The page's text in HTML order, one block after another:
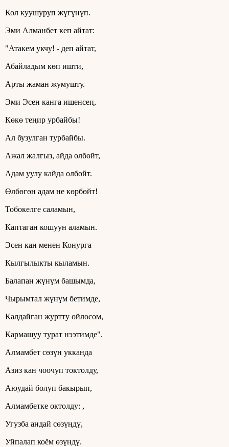
Кол куушуруп жүгүнүп.
Эми Алманбет кеп айтат:
"Атакем укчу! - деп айтат,
Абайладым көп ишти,
Арты жаман жумушту.
Эми Эсен канга ишенсең,
Көкө теңир урбайбы!
Ал бузулган турбайбы.
Ажал жалгыз, айда өлбөйт,
Адам уулу кайда өлбөйт.
Өлбөгөн адам не көрбөйт!
Тобокелге саламын,
Каптаган кошуун аламын.
Эсен кан менен Конурга
Кылгылыкты кыламын.
Балапан жүнүм башымда,
Чырымтал жүнүм бетимде,
Калдайган журтту ойлосом,
Кармашуу турат нээтимде".
Алмамбет сөзүн укканда
Азиз кан чоочуп токтолду,
Аюудай болуп бакырып,
Алмамбетке октолду: ,
Угузба андай сөзүңдү,
Уйпалап коём өзүндү.